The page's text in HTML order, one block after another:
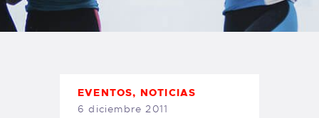
TIENDA FAMILY SURFERS
WEBCAM SALINAS
EVENTOS, NOTICIAS
6 diciembre 2011